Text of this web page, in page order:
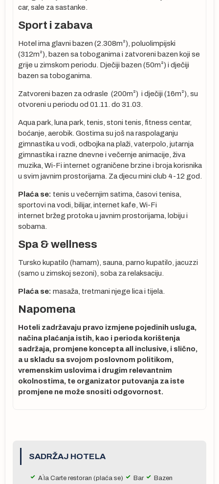
car, sale za sastanke.
Sport i zabava
Hotel ima glavni bazen (2.308m²), poluolimpijski
(312m²), bazen sa toboganima i zatvoreni bazen koji se
grije u zimskom periodu. Dječiji bazen (50m²) i dječiji
bazen sa toboganima.
Zatvoreni bazen za odrasle (200m²) i dječiji (16m²), su
otvoreni u periodu od 01.11. do 31.03.
Aqua park, luna park, tenis, stoni tenis, fitness centar,
boćanje, aerobik. Gostima su još na raspolaganju
gimnastika u vodi, odbojka na plaži, vaterpolo, jutarnja
gimnastika i razne dnevne i večernje animacije, živa
muzika, Wi-Fi internet ograničene brzine i broja korisnika
u svim javnim prostorijama. Za djecu mini club 4-12 god.
Plaća se: tenis u večernjim satima, časovi tenisa,
sportovi na vodi, bilijar, internet kafe, Wi-Fi
internet bržeg protoka u javnim prostorijama, lobiju i
sobama.
Spa & wellness
Tursko kupatilo (hamam), sauna, parno kupatilo, jacuzzi
(samo u zimskoj sezoni), soba za relaksaciju.
Plaća se: masaža, tretmani njege lica i tijela.
Napomena
Hoteli zadržavaju pravo izmjene pojedinih usluga,
načina plaćanja istih, kao i perioda korištenja
sadržaja, promjene koncepta all inclusive, i slično,
a u skladu sa svojom poslovnom politikom,
vremenskim uslovima i drugim relevantnim
okolnostima, te organizator putovanja za iste
promjene ne može snositi odgovornost.
SADRŽAJ HOTELA
A`la Carte restoran (plaća se) Bar
Bazen